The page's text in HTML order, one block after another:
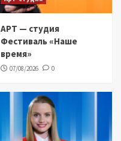
АРТ — студия
Фестиваль «Наше
время»
07/08/2026 0